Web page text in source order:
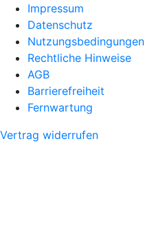
Impressum
Datenschutz
Nutzungsbedingungen
Rechtliche Hinweise
AGB
Barrierefreiheit
Fernwartung
Vertrag widerrufen